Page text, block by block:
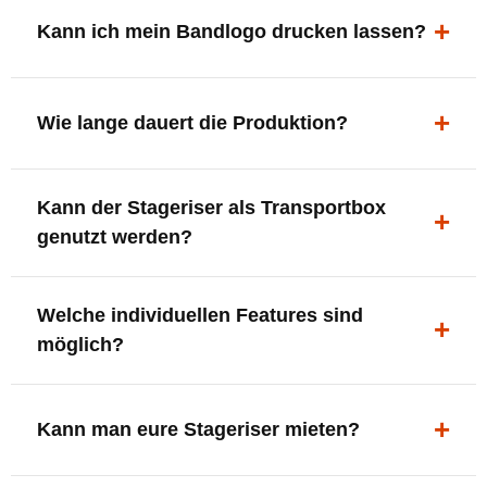
ergonomisch, sicher und gut sichtbar.
Kann ich mein Bandlogo drucken lassen?
deine Bühne, deine Marke.
Wie lange dauert die Produktion?
innerhalb Deutschlands kostenfrei.
Kann der Stageriser als Transportbox
genutzt werden?
oder Zubehör nutzen.
Welche individuellen Features sind
möglich?
XLR-Brücke / Schnittstelle
Setlist-Clip
Kann man eure Stageriser mieten?